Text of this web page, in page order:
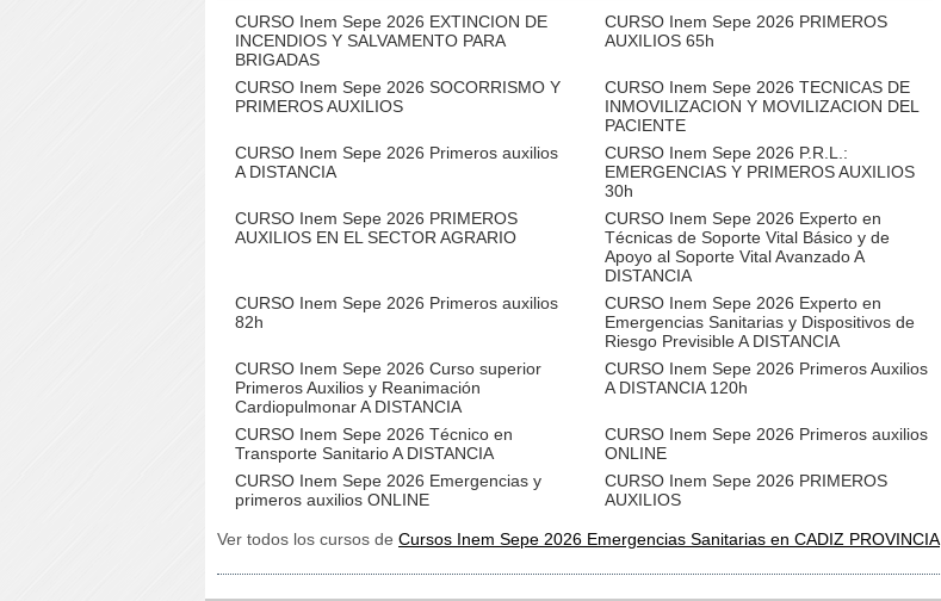
CURSO Inem Sepe 2026 EXTINCION DE
INCENDIOS Y SALVAMENTO PARA
BRIGADAS
CURSO Inem Sepe 2026 PRIMEROS
AUXILIOS 65h
CURSO Inem Sepe 2026 SOCORRISMO Y
PRIMEROS AUXILIOS
CURSO Inem Sepe 2026 TECNICAS DE
INMOVILIZACION Y MOVILIZACION DEL
PACIENTE
CURSO Inem Sepe 2026 Primeros auxilios
A DISTANCIA
CURSO Inem Sepe 2026 P.R.L.:
EMERGENCIAS Y PRIMEROS AUXILIOS
30h
CURSO Inem Sepe 2026 PRIMEROS
AUXILIOS EN EL SECTOR AGRARIO
CURSO Inem Sepe 2026 Experto en
Técnicas de Soporte Vital Básico y de
Apoyo al Soporte Vital Avanzado A
DISTANCIA
CURSO Inem Sepe 2026 Primeros auxilios
82h
CURSO Inem Sepe 2026 Experto en
Emergencias Sanitarias y Dispositivos de
Riesgo Previsible A DISTANCIA
CURSO Inem Sepe 2026 Curso superior
Primeros Auxilios y Reanimación
Cardiopulmonar A DISTANCIA
CURSO Inem Sepe 2026 Primeros Auxilios
A DISTANCIA 120h
CURSO Inem Sepe 2026 Técnico en
Transporte Sanitario A DISTANCIA
CURSO Inem Sepe 2026 Primeros auxilios
ONLINE
CURSO Inem Sepe 2026 Emergencias y
primeros auxilios ONLINE
CURSO Inem Sepe 2026 PRIMEROS
AUXILIOS
Ver todos los cursos de Cursos Inem Sepe 2026 Emergencias Sanitarias en CADIZ PROVINCIA